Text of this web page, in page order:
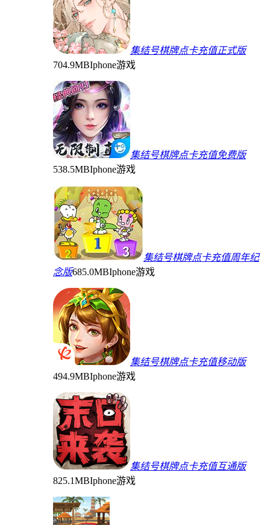
集结号棋牌点卡充值正式版
704.9MBIphone游戏
集结号棋牌点卡充值免费版
538.5MBIphone游戏
集结号棋牌点卡充值周年纪
念版685.0MBIphone游戏
集结号棋牌点卡充值移动版
494.9MBIphone游戏
集结号棋牌点卡充值互通版
825.1MBIphone游戏